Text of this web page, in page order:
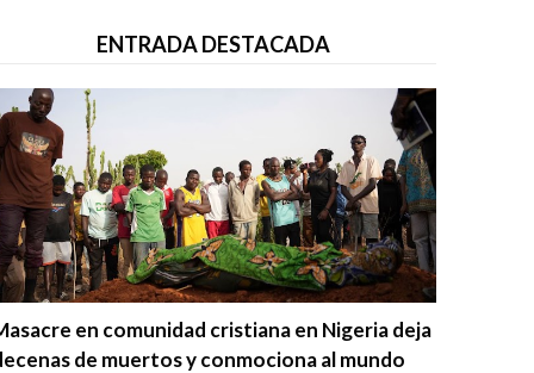
ENTRADA DESTACADA
en comunidad cristiana en Nigeria deja
de muertos y conmociona al mundo